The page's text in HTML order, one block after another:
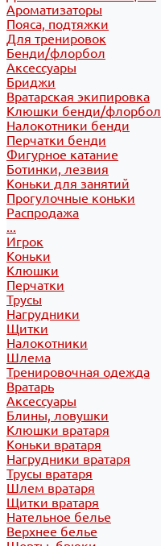
Ароматизаторы
Пояса, подтяжки
Для тренировок
Бенди/флорбол
Аксессуары
Бриджи
Вратарская экипировка
Клюшки бенди/флорбол
Налокотники бенди
Перчатки бенди
Фигурное катание
Ботинки, лезвия
Коньки для занятий
Прогулочные коньки
Распродажа
...
Игрок
Коньки
Клюшки
Перчатки
Трусы
Нагрудники
Щитки
Налокотники
Шлема
Тренировочная одежда
Вратарь
Аксессуары
Блины, ловушки
Клюшки вратаря
Коньки вратаря
Нагрудники вратаря
Трусы вратаря
Шлем вратаря
Щитки вратаря
Нательное белье
Верхнее белье